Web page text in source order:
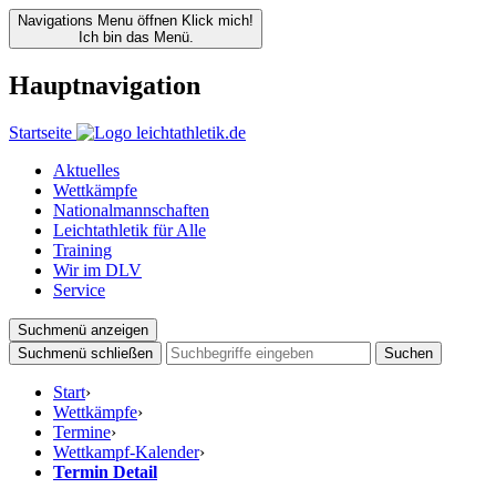
Navigations Menu öffnen Klick mich!
Ich bin das Menü.
Hauptnavigation
Startseite
Aktuelles
Wettkämpfe
Nationalmannschaften
Leichtathletik für Alle
Training
Wir im DLV
Service
Suchmenü anzeigen
Suchmenü schließen
Suchen
Start›
Wettkämpfe›
Termine›
Wettkampf-Kalender›
Termin Detail